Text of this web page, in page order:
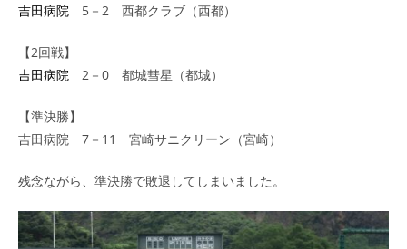
吉田病院 5－2 西都クラブ（西都）
【2回戦】
吉田病院 2－0 都城彗星（都城）
【準決勝】
吉田病院 7－11 宮崎サニクリーン（宮崎）
残念ながら、準決勝で敗退してしまいました。